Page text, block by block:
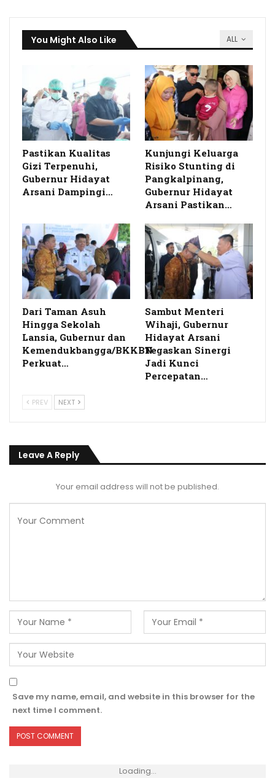
ALL
You Might Also Like
Pastikan Kualitas
Gizi Terpenuhi,
Gubernur Hidayat
Arsani Dampingi…
Kunjungi Keluarga
Risiko Stunting di
Pangkalpinang,
Gubernur Hidayat
Arsani Pastikan…
Dari Taman Asuh
Hingga Sekolah
Lansia, Gubernur dan
Kemendukbangga/BKKBN
Perkuat…
Sambut Menteri
Wihaji, Gubernur
Hidayat Arsani
Tegaskan Sinergi
Jadi Kunci
Percepatan…
PREV NEXT
Leave A Reply
Your email address will not be published.
Save my name, email, and website in this browser for the
next time I comment.
Loading...